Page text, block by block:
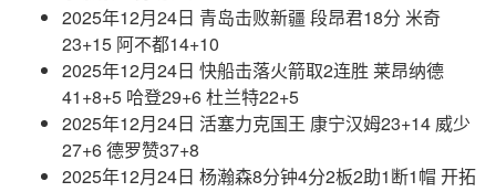
2025年12月24日 青岛击败新疆 段昂君18分 米奇
23+15 阿不都14+10
2025年12月24日 快船击落火箭取2连胜 莱昂纳德
41+8+5 哈登29+6 杜兰特22+5
2025年12月24日 活塞力克国王 康宁汉姆23+14 威少
27+6 德罗赞37+8
2025年12月24日 杨瀚森8分钟4分2板2助1断1帽 开拓